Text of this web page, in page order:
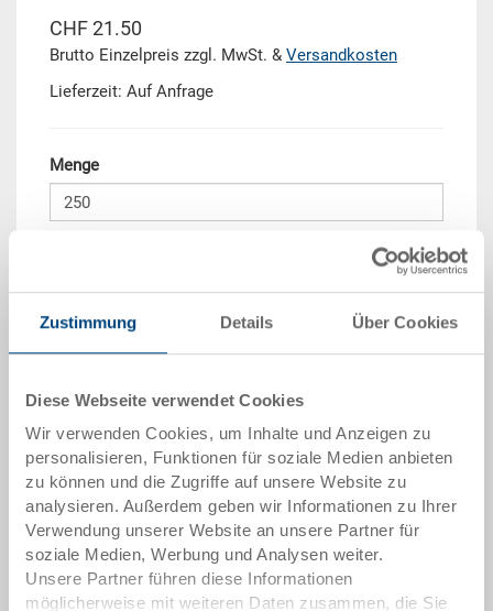
Zustimmung Details Über Cookies
Diese Webseite verwendet Cookies
Wir verwenden Cookies, um Inhalte und Anzeigen zu
personalisieren, Funktionen für soziale Medien anbieten
zu können und die Zugriffe auf unsere Website zu
analysieren. Außerdem geben wir Informationen zu Ihrer
Verwendung unserer Website an unsere Partner für
soziale Medien, Werbung und Analysen weiter.
Unsere Partner führen diese Informationen
möglicherweise mit weiteren Daten zusammen, die Sie
CHF 21.50
Brutto Einzelpreis zzgl. MwSt. & Versandkosten
Lieferzeit: Auf Anfrage
Menge
Mindestbestellmenge: 250 Stück
Mengenstaffel Preis
ab 250 Stück CHF 14.00
Mengenstaffeln entsprechen Verpackungseinheiten.
Artikeldaten
Bestellnummer
3-212Z-1.7000.0101